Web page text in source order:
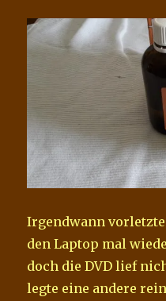
Irgendwann
den Laptop mal
doch die DVD lief
legte eine andere